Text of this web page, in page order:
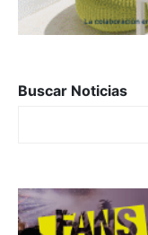
Buscar Noticias